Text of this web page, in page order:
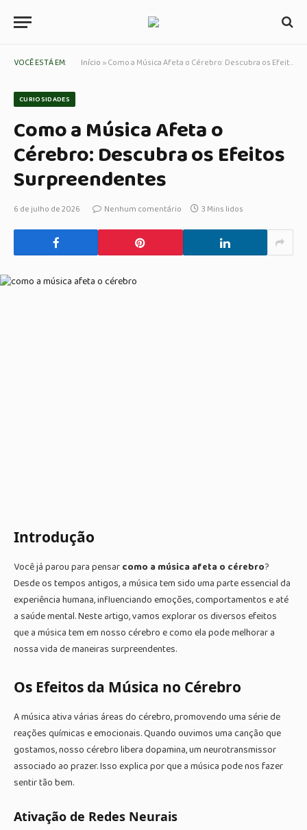
VOCÊ ESTÁ EM: Início »Como a Música Afeta o Cérebro: Descubra os Efeitos Surpreendentes
CURIOSIDADES
Como a Música Afeta o
Cérebro: Descubra os Efeitos
Surpreendentes
6 de julho de 2026 Nenhum comentário 3 Mins lidos
Introdução
Você já parou para pensarcomo a música afeta o cérebro?
Desde os tempos antigos, a música tem sido uma parte essencial da
experiência humana, influenciando emoções, comportamentos e até
a saúde mental. Neste artigo, vamos explorar os diversos efeitos
que a música tem em nosso cérebro e como ela pode melhorar a
nossa vida de maneiras surpreendentes.
Os Efeitos da Música no Cérebro
A música ativa várias áreas do cérebro, promovendo uma série de
reações químicas e emocionais. Quando ouvimos uma canção que
gostamos, nosso cérebro libera dopamina, um neurotransmissor
associado ao prazer. Isso explica por que a música pode nos fazer
sentir tão bem.
Ativação de Redes Neurais